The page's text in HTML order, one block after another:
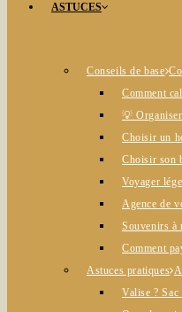
ASTUCES
Conseils de base
Comment
💡
Choisir un
Choisir son
Voyager
Agence de
Souvenirs à
Comment
Astuces pratiques
Valise ? Sac